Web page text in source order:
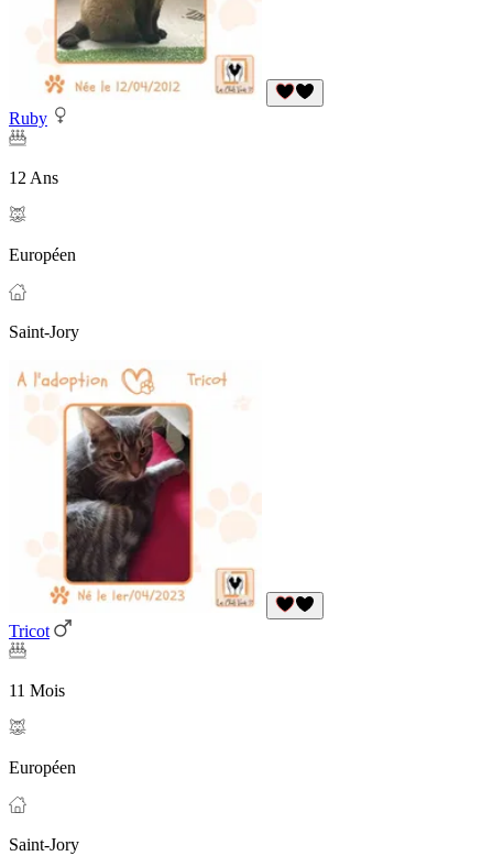
Ruby
12 Ans
Européen
Saint-Jory
Tricot
11 Mois
Européen
Saint-Jory